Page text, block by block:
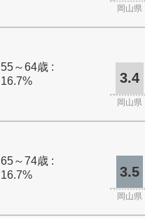
岡山県
55～64歳 :
16.7%
3.4
岡山県
65～74歳 :
16.7%
3.5
岡山県